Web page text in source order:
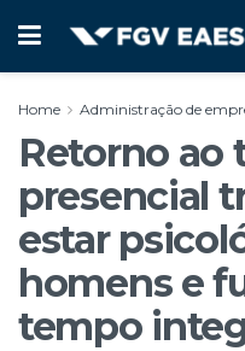
Home Administração de
Retorno ao
presencial
estar
homens e
tempo